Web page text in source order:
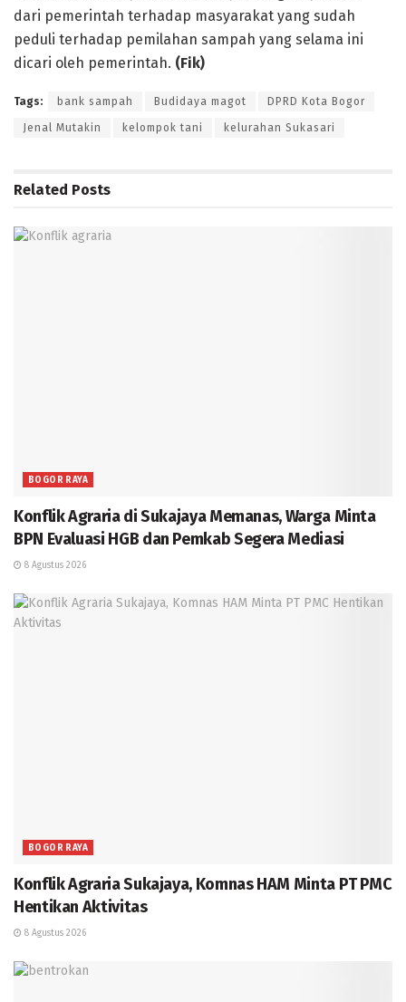
dari pemerintah terhadap masyarakat yang sudah
peduli terhadap pemilahan sampah yang selama ini
dicari oleh pemerintah. (Fik)
Tags: bank sampah Budidaya magot DPRD Kota Bogor
Jenal Mutakin kelompok tani kelurahan Sukasari
Related Posts
BOGOR RAYA
Konflik Agraria di Sukajaya Memanas, Warga Minta
BPN Evaluasi HGB dan Pemkab Segera Mediasi
8 Agustus 2026
BOGOR RAYA
Konflik Agraria Sukajaya, Komnas HAM Minta PT PMC
Hentikan Aktivitas
8 Agustus 2026